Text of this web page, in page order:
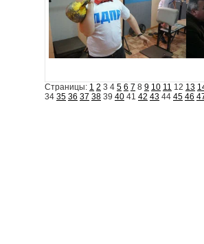
Страницы: 1 2 3 4 5 6 7 8 9 10 11 12 13
34 35 36 37 38 39 40 41 42 43 44 45 46